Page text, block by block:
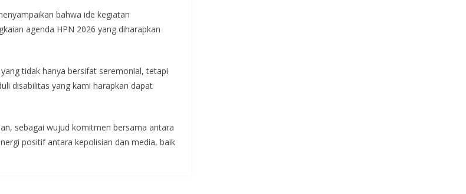
bahwa ide kegiatan
agenda HPN 2026 yang diharapkan
tidak hanya bersifat seremonial, tetapi
disabilitas yang kami harapkan dapat
sebagai wujud komitmen bersama antara
positif antara kepolisian dan media, baik